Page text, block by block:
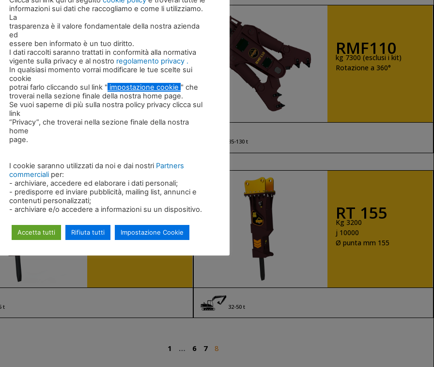
RHS120
kg 11500
Apertura mm 950
SCOPRI DI PIÙ
RMF110
kg 7300 (esclusi i kit)
Rotazione a 360°
85-130 t
RT 150
j 6500
Ø punta mm 150
t
RT 155
Kg 3200
j 10000
Ø punta mm 155
32-50 t
1 … 6 7 8
informazioni sui dati che raccogliamo e come li utilizziamo.
La
trasparenza è il valore fondamentale della nostra azienda
ed
essere ben informato è un tuo diritto.
I dati raccolti saranno trattati in conformità alla normativa
vigente sulla privacy e al nostro regolamento privacy .
In qualsiasi momento vorrai modificare le tue scelte sui
cookie
potrai farlo cliccando sul link " impostazione cookie " che
troverai nella sezione finale della nostra home page.
Se vuoi saperne di più sulla nostra policy privacy clicca sul
link
“Privacy”, che troverai nella sezione finale della nostra
home
page.
I cookie saranno utilizzati da noi e dai nostri Partners
commerciali per:
- archiviare, accedere ed elaborare i dati personali;
- predisporre ed inviare pubblicità, mailing list, annunci e
contenuti personalizzati;
- archiviare e/o accedere a informazioni su un dispositivo.
Accetta tutti Rifiuta tutti Impostazione Cookie